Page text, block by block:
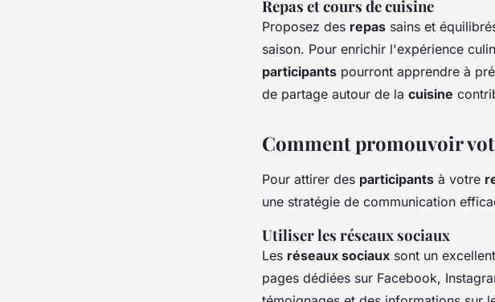
Repas et cours de cuisine
Proposez des repas sains et
saison. Pour enrichir l'expérience
participants pourront apprendre à
de partage autour de la cuisine
Comment promouvoir
Pour attirer des participants à votre
une stratégie de communication
Utiliser les réseaux sociaux
Les réseaux sociaux sont un
pages dédiées sur Facebook,